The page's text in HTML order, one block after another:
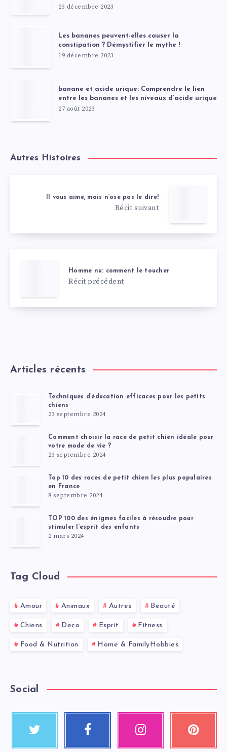
23 décembre 2023
Les bananes peuvent-elles causer la
constipation ? Démystifier le mythe !
19 décembre 2023
banane et acide urique: Comprendre le lien
entre les bananes et les niveaux d’acide urique
27 août 2023
Autres Histoires
Il vous aime, mais n’ose pas le dire!
Récit suivant
Homme nu: comment le toucher
Récit précédent
Articles récents
Techniques d’éducation efficaces pour les petits
chiens
23 septembre 2024
Comment choisir la race de petit chien idéale pour
votre mode de vie ?
23 septembre 2024
Top 10 des races de petit chien les plus populaires
en France
8 septembre 2024
TOP 100 des énigmes faciles à résoudre pour
stimuler l’esprit des enfants
2 mars 2024
Tag Cloud
Amour Animaux Autres Beauté
Chiens Deco Esprit Fitness
Food & Nutrition Home & FamilyHobbies
Social